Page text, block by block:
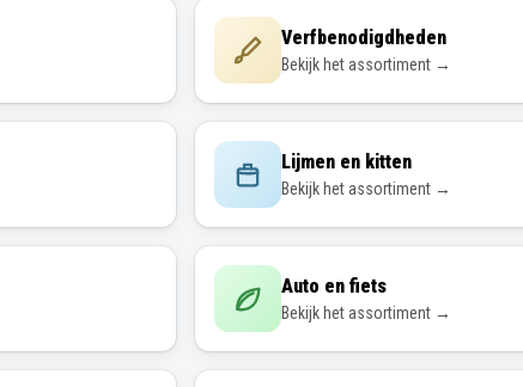
Verfbenodigdheden
Bekijk het assortiment →
Lijmen en kitten
Bekijk het assortiment →
Auto en fiets
Bekijk het assortiment →